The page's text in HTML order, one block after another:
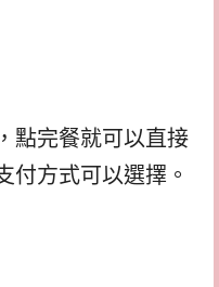
點完餐就可以直接
付方式可以選擇。